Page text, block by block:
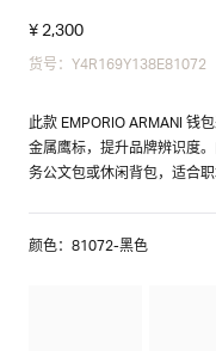
¥ 2,300
货号：Y4R169Y138E81072
此款 EMPORIO ARMANI 钱
金属鹰标，提升品牌辨识度
务公文包或休闲背包，适合
颜色：81072-黑色